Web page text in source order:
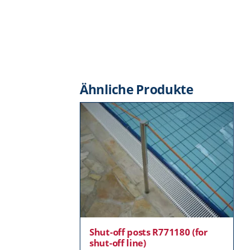
Ähnliche Produkte
Shut-off posts R771180 (for
shut-off line)